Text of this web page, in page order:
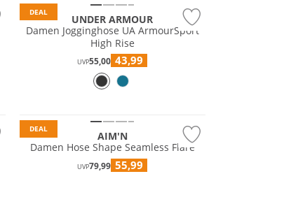
DEAL
UNDER ARMOUR
Damen Jogginghose UA ArmourSport
High Rise
UVP55,00 43,99
DEAL
AIM'N
Damen Hose Shape Seamless Flare
UVP79,99 55,99